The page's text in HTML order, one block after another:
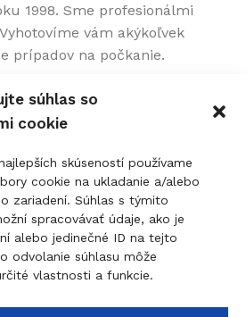
súhlas so
cookie
skúseností používame
cookie na ukladanie a/alebo
zariadení. Súhlas s týmito
spracovávať údaje, ako je
alebo jedinečné ID na tejto
odvolanie súhlasu môže
vlastnosti a funkcie.
1998. Sme profesionálmi
vám akýkoľvek
prípadov na počkanie.
Zámky
Nové Zámky
Stop